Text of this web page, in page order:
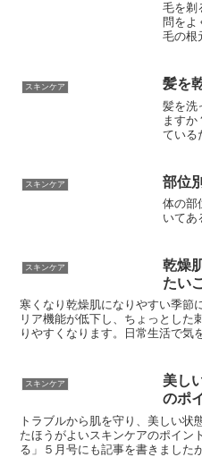
毛を剃
問をよ
毛の根
ます。
スキンケア 髪を
髪を洗
ます
ている
スキンケア 部位
体の部
いてあ
スキンケア
乾燥
たい
寒くなり乾燥肌になりやすい季節
リア機能が低下し、ちょっとした
りやすくなります。日常生活で気
スキンケア
美し
のポ
トラブルから肌を守り、美しい状
たほうがよいスキンケアのポイン
る」５月号にも記事を書きました